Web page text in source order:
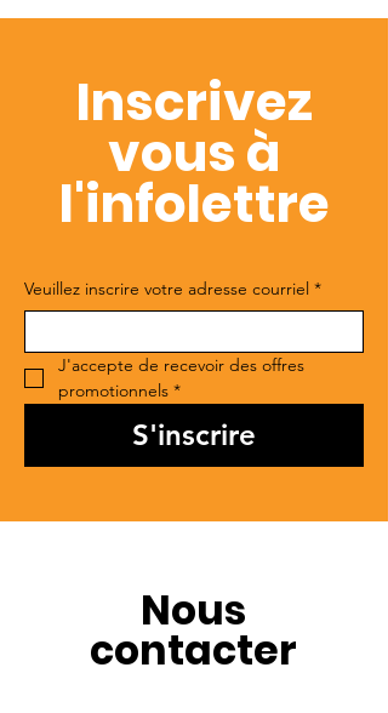
Inscrivez
vous à
l'infolettre
Veuillez inscrire votre adresse courriel *
J'accepte de recevoir des offres
promotionnels *
S'inscrire
Nous
contacter